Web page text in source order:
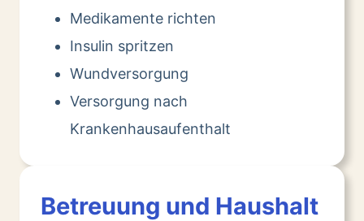
Medikamente richten
Insulin spritzen
Wundversorgung
Versorgung nach
Krankenhausaufenthalt
Betreuung und Haushalt